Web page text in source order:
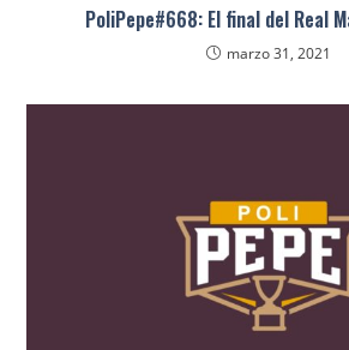
PoliPepe#668: El final del Real
marzo 31, 2021